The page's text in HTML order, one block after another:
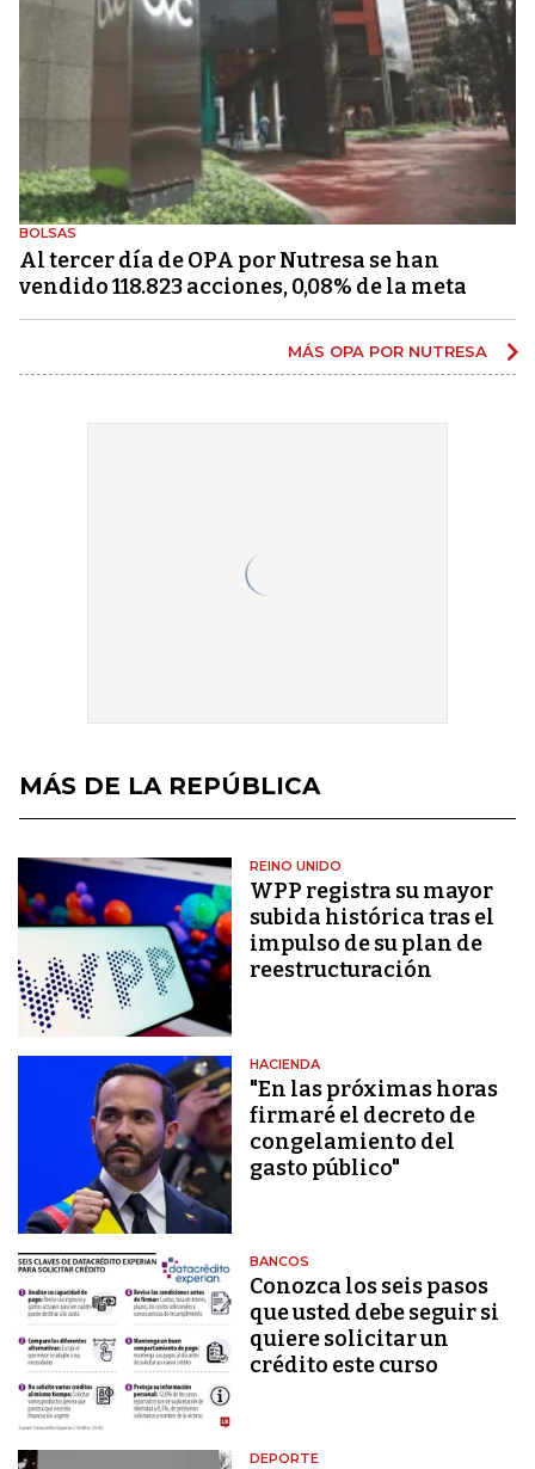
BOLSAS
Al tercer día de OPA por Nutresa se han
vendido 118.823 acciones, 0,08% de la meta
MÁS OPA POR NUTRESA
MÁS DE LA REPÚBLICA
REINO UNIDO
WPP registra su mayor
subida histórica tras el
impulso de su plan de
reestructuración
HACIENDA
"En las próximas horas
firmaré el decreto de
congelamiento del
gasto público"
BANCOS
Conozca los seis pasos
que usted debe seguir si
quiere solicitar un
crédito este curso
DEPORTE